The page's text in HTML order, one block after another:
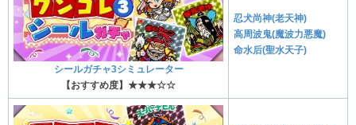
シールガチャ3シミュレーター
【おすすめ度】★★★☆☆
忍犬尚神(老天神)
高周波鬼(魔波力悪魔)
命水后(聖水天子)